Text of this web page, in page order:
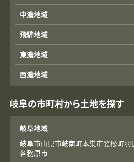
中濃地域
飛騨地域
東濃地域
西濃地域
岐阜の市町村から土地を探す
岐阜地域
岐阜市山県市岐南町本巣市笠松町羽
各務原市